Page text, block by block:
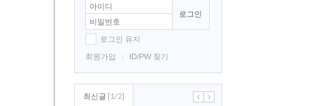
로그인
로그인 유지
회원가입 | ID/PW 찾기
최신글 [1/2]